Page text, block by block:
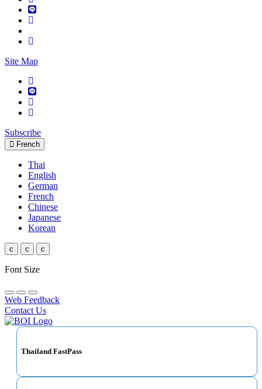
Site Map
Subscribe
French
Thai
English
German
French
Chinese
Japanese
Korean
c c c
Font Size
Web Feedback
Contact Us
Thailand FastPass